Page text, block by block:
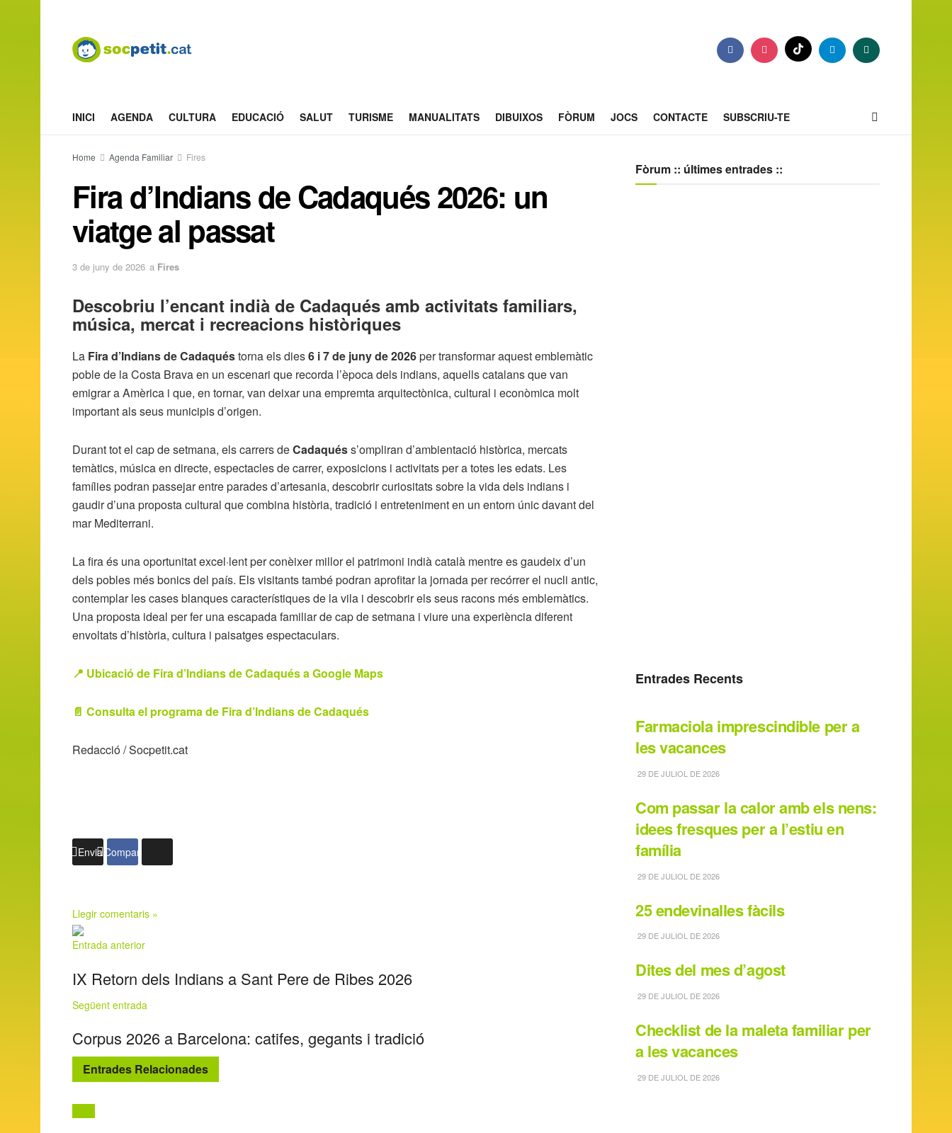
INICI AGENDA CULTURA EDUCACIÓ SALUT TURISME MANUALITATS DIBUIXOS FÒRUM JOCS CONTACTE SUBSCRIU-TE
Home Agenda Familiar Fires
Fira d’Indians de Cadaqués 2026: un
viatge al passat
3 de juny de 2026 a Fires
Descobriu l’encant indià de Cadaqués amb activitats familiars,
música, mercat i recreacions històriques
La Fira d’Indians de Cadaquéstorna els dies6 i 7 de juny de 2026per transformar aquest emblemàtic
poble de la Costa Brava en un escenari que recorda l’època dels indians, aquells catalans que van
emigrar a Amèrica i que, en tornar, van deixar una empremta arquitectònica, cultural i econòmica molt
important als seus municipis d’origen.
Durant tot el cap de setmana, els carrers deCadaquéss’ompliran d’ambientació històrica, mercats
temàtics, música en directe, espectacles de carrer, exposicions i activitats per a totes les edats. Les
famílies podran passejar entre parades d’artesania, descobrir curiositats sobre la vida dels indians i
gaudir d’una proposta cultural que combina història, tradició i entreteniment en un entorn únic davant del
mar Mediterrani.
La fira és una oportunitat excel·lent per conèixer millor el patrimoni indià català mentre es gaudeix d’un
dels pobles més bonics del país. Els visitants també podran aprofitar la jornada per recórrer el nucli antic,
contemplar les cases blanques característiques de la vila i descobrir els seus racons més emblemàtics.
Una proposta ideal per fer una escapada familiar de cap de setmana i viure una experiència diferent
envoltats d’història, cultura i paisatges espectaculars.
📍 Ubicació de Fira d’Indians de Cadaqués a Google Maps
📄 Consulta el programa de Fira d’Indians de Cadaqués
Redacció / Socpetit.cat
Enviar Compartir
Llegir comentaris »
Entrada anterior
IX Retorn dels Indians a Sant Pere de Ribes 2026
Següent entrada
Corpus 2026 a Barcelona: catifes, gegants i tradició
Entrades Relacionades
Fòrum :: últimes entrades ::
Entrades Recents
Farmaciola imprescindible per a
les vacances
29 DE JULIOL DE 2026
Com passar la calor amb els nens:
idees fresques per a l’estiu en
família
29 DE JULIOL DE 2026
25 endevinalles fàcils
29 DE JULIOL DE 2026
Dites del mes d’agost
29 DE JULIOL DE 2026
Checklist de la maleta familiar per
a les vacances
29 DE JULIOL DE 2026